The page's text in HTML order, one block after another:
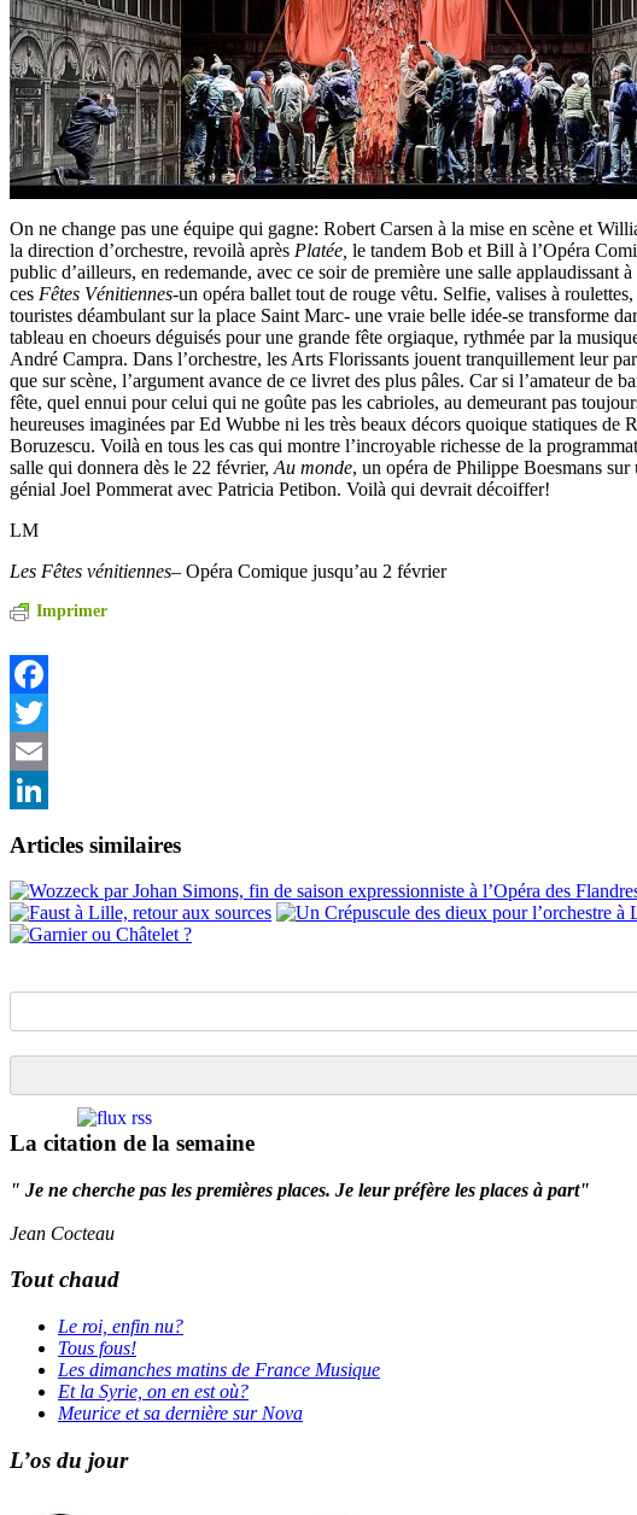
On ne change pas une équipe qui gagne: Robert Carsen à la mise en scène et
la direction d’orchestre, revoilà après Platée, le tandem Bob et Bill à l’Opéra
public d’ailleurs, en redemande, avec ce soir de première une salle applaudissant
ces Fêtes Vénitiennes-un opéra ballet tout de rouge vêtu. Selfie, valises à
touristes déambulant sur la place Saint Marc- une vraie belle idée-se transforme
tableau en choeurs déguisés pour une grande fête orgiaque, rythmée par la
André Campra. Dans l’orchestre, les Arts Florissants jouent tranquillement leur
que sur scène, l’argument avance de ce livret des plus pâles. Car si l’amateur de
fête, quel ennui pour celui qui ne goûte pas les cabrioles, au demeurant pas
heureuses imaginées par Ed Wubbe ni les très beaux décors quoique statiques de
Boruzescu. Voilà en tous les cas qui montre l’incroyable richesse de la
salle qui donnera dès le 22 février, Au monde, un opéra de Philippe Boesmans
génial Joel Pommerat avec Patricia Petibon. Voilà qui devrait décoiffer!
LM
Les Fêtes vénitiennes– Opéra Comique jusqu’au 2 février
Imprimer
Facebook
Twitter
Email
Articles similaires
La citation de la semaine
" Je ne cherche pas les premières places. Je leur préfère les places à part"
Jean Cocteau
Tout chaud
Le roi, enfin nu?
Tous fous!
Les dimanches matins de France Musique
Et la Syrie, on en est où?
Meurice et sa dernière sur Nova
L’os du jour